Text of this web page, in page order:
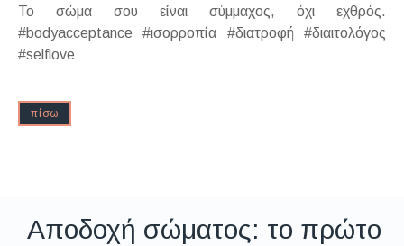
Το σώμα σου είναι σύμμαχος, όχι εχθρός.
#bodyacceptance #ισορροπία #διατροφή #διαιτολόγος
#selflove
πίσω
Αποδοχή σώματος: το πρώτο